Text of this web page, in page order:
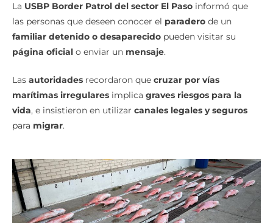
La USBP Border Patrol del sector El Paso informó que
las personas que deseen conocer el paradero de un
familiar detenido o desaparecido pueden visitar su
página oficial o enviar un mensaje.
Las autoridades recordaron que cruzar por vías
marítimas irregulares implica graves riesgos para la
vida, e insistieron en utilizar canales legales y seguros
para migrar.